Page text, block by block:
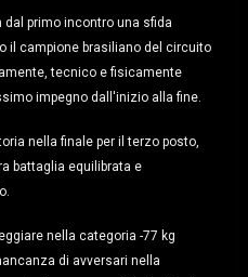
dal primo incontro una sfida
il campione brasiliano del circuito
tecnico e fisicamente
impegno dall'inizio alla fine.
nella finale per il terzo posto,
battaglia equilibrata e
nella categoria -77 kg
di avversari nella